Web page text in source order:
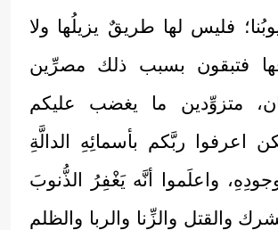
فليس لها طريقٌ يزيلُها ولا
فتبقون بسبب ذلك مصرِّين
متزوِّدين ما يغضب عليكم
اعرفوا ربَّكم بأسمائِهِ الدالَّةِ
واعلَموا أنَّه يَغْفِرُ الذُّنوبَ
والقتل والزِّنا والربا والظلم